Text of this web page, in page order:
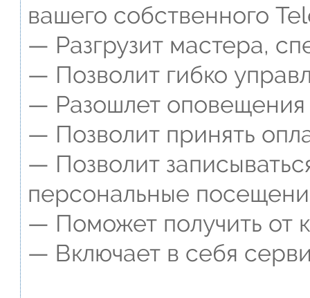
вашего собственного
— Разгрузит мастера,
— Позволит гибко
— Разошлет оповещения
— Позволит принять
— Позволит
персональные
— Поможет получить от
— Включает в себя